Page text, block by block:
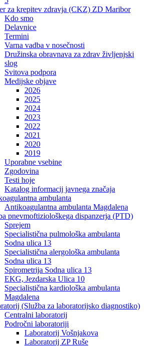
za krepitev zdravja (CKZ) ZD Maribor
Kdo smo
Delavnice
Termini
Varna vadba v nosečnosti
Družinska obravnava za zdrav življenjski
slog
Svitova podpora
Medijske objave
2026
2025
2024
2023
2022
2021
2020
2019
Uporabne vsebine
Zgodovina
Testi hoje
Katalog informacij javnega značaja
ambulanta
Antikoagulantna ambulanta Magdalena
pnevmoftiziološkega dispanzerja (PTD)
Sprejem
Specialistična pulmološka ambulanta
Sodna ulica 13
Specialistična alergološka ambulanta
Sodna ulica 13
Spirometrija Sodna ulica 13
EKG, Jezdarska Ulica 10
Specialistična kardiološka ambulanta
Magdalena
(Služba za laboratorijsko diagnostiko)
Centralni laboratorij
Področni laboratoriji
Laboratorij Vošnjakova
Laboratorij ZP Ruše